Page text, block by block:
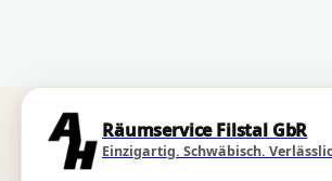
Räumservice Filstal GbR
Einzigartig. Schwäbisch.